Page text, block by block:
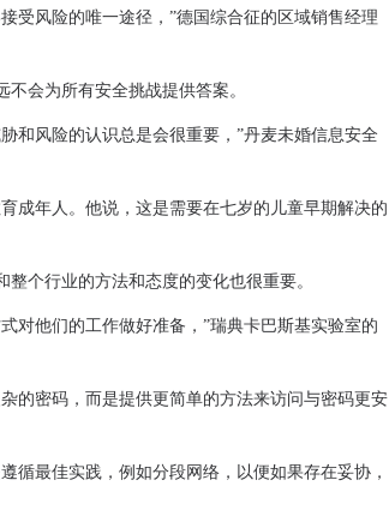
影响
NHS£1BN
镑，以开发网络安全专家
戏增长
Azure成本降至17％。
据
受风险的唯一途径，”德国综合征的区域销售经理
会为所有安全挑战提供答案。
和风险的认识总是会很重要，”丹麦未婚信息安全
成年人。他说，这是需要在七岁的儿童早期解决的
个行业的方法和态度的变化也很重要。
对他们的工作做好准备，”瑞典卡巴斯基实验室的
的密码，而是提供更简单的方法来访问与密码更安
循最佳实践，例如分段网络，以便如果存在妥协，